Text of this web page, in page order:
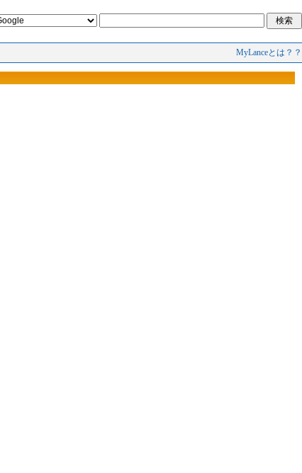
MyLanceとは？？